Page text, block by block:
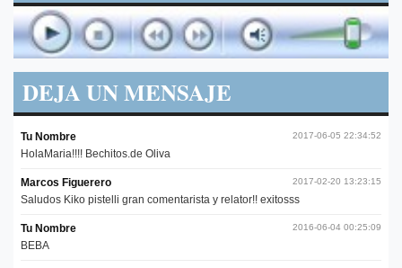
DEJA UN MENSAJE